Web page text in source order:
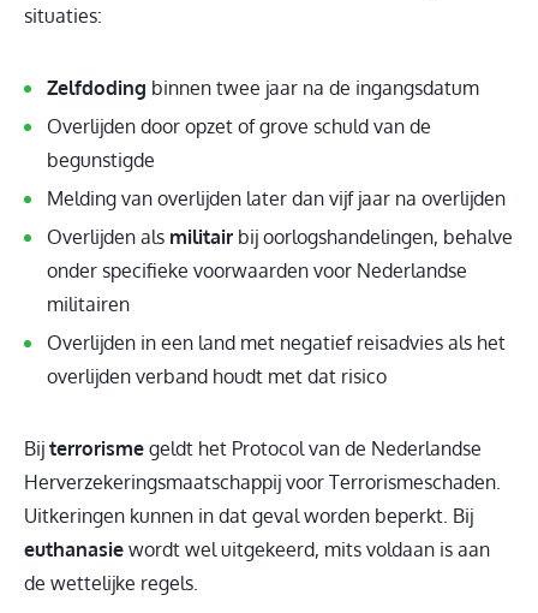
situaties:
Zelfdoding binnen twee jaar na de ingangsdatum
Overlijden door opzet of grove schuld van de
begunstigde
Melding van overlijden later dan vijf jaar na overlijden
Overlijden als militair bij oorlogshandelingen, behalve
onder specifieke voorwaarden voor Nederlandse
militairen
Overlijden in een land met negatief reisadvies als het
overlijden verband houdt met dat risico
Bij terrorisme geldt het Protocol van de Nederlandse
Herverzekeringsmaatschappij voor Terrorismeschaden.
Uitkeringen kunnen in dat geval worden beperkt. Bij
euthanasie wordt wel uitgekeerd, mits voldaan is aan
de wettelijke regels.